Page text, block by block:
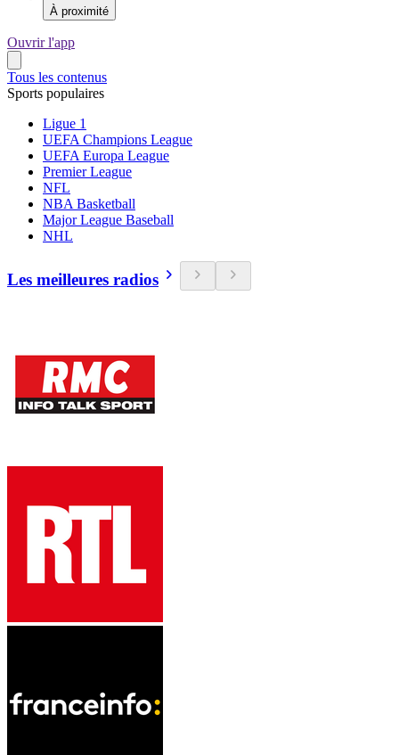
À proximité
Ouvrir l'app
Tous les contenus
Sports populaires
Ligue 1
UEFA Champions League
UEFA Europa League
Premier League
NFL
NBA Basketball
Major League Baseball
NHL
Les meilleures radios